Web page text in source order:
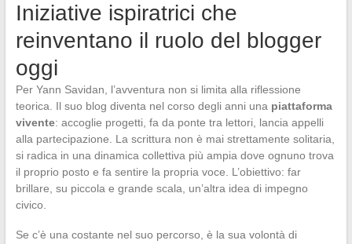
Iniziative ispiratrici che
reinventano il ruolo del blogger
oggi
Per Yann Savidan, l’avventura non si limita alla riflessione
teorica. Il suo blog diventa nel corso degli anni una piattaforma
vivente: accoglie progetti, fa da ponte tra lettori, lancia appelli
alla partecipazione. La scrittura non è mai strettamente solitaria,
si radica in una dinamica collettiva più ampia dove ognuno trova
il proprio posto e fa sentire la propria voce. L’obiettivo: far
brillare, su piccola e grande scala, un’altra idea di impegno
civico.
Se c’è una costante nel suo percorso, è la sua volontà di